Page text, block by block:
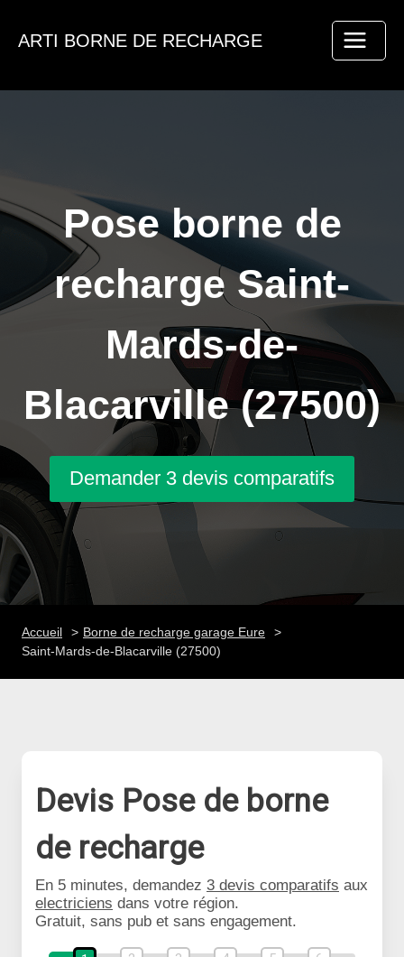
ARTI BORNE DE RECHARGE
Pose borne de
recharge Saint-
Mards-de-
Blacarville (27500)
Demander 3 devis comparatifs
Accueil
Borne de recharge garage Eure
Saint-Mards-de-Blacarville (27500)
Devis Pose de borne
de recharge
En 5 minutes, demandez 3 devis comparatifs aux
electriciens dans votre région.
Gratuit, sans pub et sans engagement.